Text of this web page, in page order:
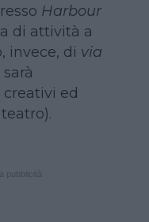
Harbour
di attività a
invece, di via
ed